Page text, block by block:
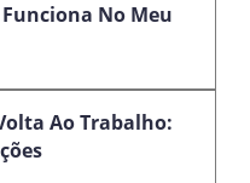
No Meu
Ao Trabalho: